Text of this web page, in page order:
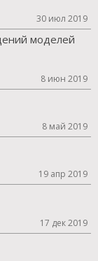
30 июл 2019
моделей
8 июн 2019
8 май 2019
19 апр 2019
17 дек 2019